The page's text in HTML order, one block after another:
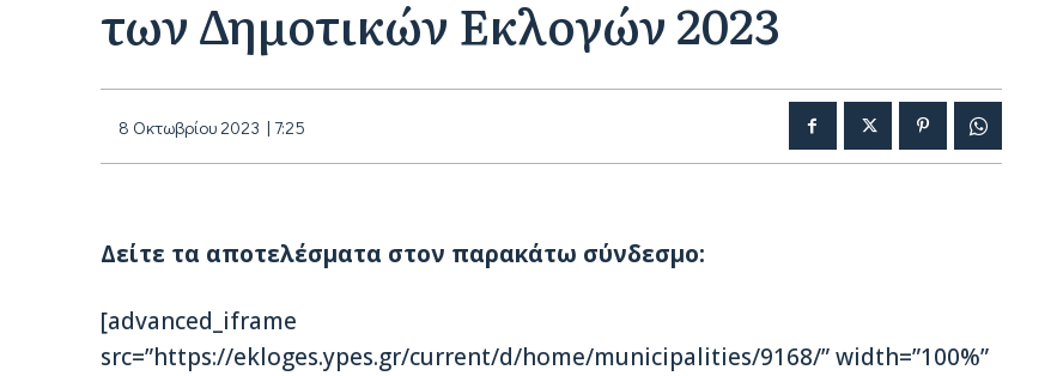
των Δημοτικών Εκλογών 2023
8 Οκτωβρίου 2023 | 7:25
Δείτε τα αποτελέσματα στον παρακάτω σύνδεσμο:
[advanced_iframe
src=”https://ekloges.ypes.gr/current/d/home/municipalities/9168/” width=”100%”